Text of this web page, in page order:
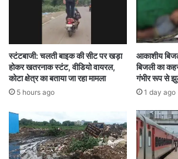
के करीब सकरी मुख्य मार्ग पर एक कार
ट्रक से टकरा गई और वाहन में सवार
प्रीति पुत्री श्रुति शर्मा (19) और घर
श्रेया शर्मा (24) की मृत्यु हो गई, जबकि
हो गए।
स्टंटबाजी: चलती बाइक की सीट पर खड़ा
होकर खतरनाक स्टंट, वीडियो वायरल,
कोटा क्षेत्र का बताया जा रहा मामला
5 hours ago
आकाशीय
बिजली का
गंभीर रूप से
1 day ago